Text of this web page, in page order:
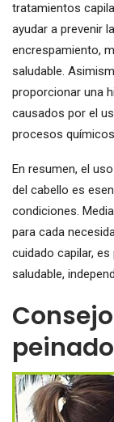
tratamientos
ayudar a prevenir
encrespamiento,
saludable.
proporcionar una
causados por el
procesos
En resumen, el
del cabello es
condiciones.
para cada
cuidado capilar,
saludable,